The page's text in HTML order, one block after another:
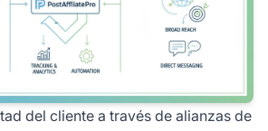
del cliente a través de alianzas de